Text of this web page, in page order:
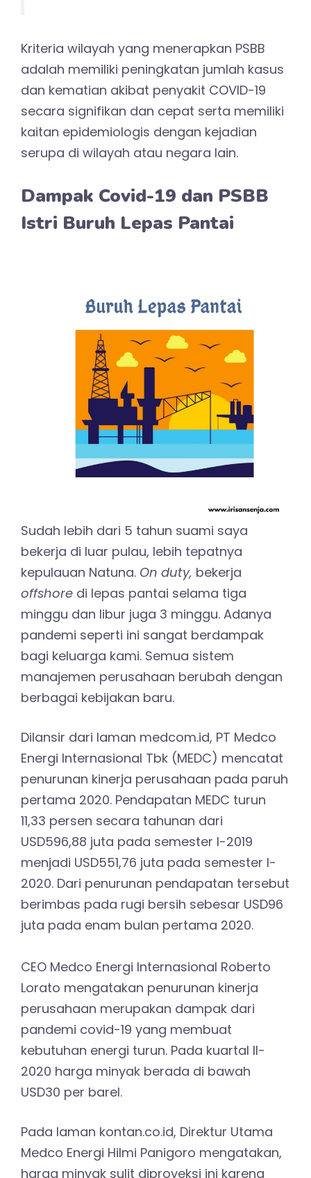
Kriteria wilayah yang menerapkan PSBB
adalah memiliki peningkatan jumlah kasus
dan kematian akibat penyakit COVID-19
secara signifikan dan cepat serta memiliki
kaitan epidemiologis dengan kejadian
serupa di wilayah atau negara lain.
Dampak Covid-19 dan PSBB
Istri Buruh Lepas Pantai
Sudah lebih dari 5 tahun suami saya
bekerja di luar pulau, lebih tepatnya
kepulauan Natuna. On duty, bekerja
offshore di lepas pantai selama tiga
minggu dan libur juga 3 minggu. Adanya
pandemi seperti ini sangat berdampak
bagi keluarga kami. Semua sistem
manajemen perusahaan berubah dengan
berbagai kebijakan baru.
Dilansir dari laman medcom.id, PT Medco
Energi Internasional Tbk (MEDC) mencatat
penurunan kinerja perusahaan pada paruh
pertama 2020. Pendapatan MEDC turun
11,33 persen secara tahunan dari
USD596,88 juta pada semester I-2019
menjadi USD551,76 juta pada semester I-
2020. Dari penurunan pendapatan tersebut
berimbas pada rugi bersih sebesar USD96
juta pada enam bulan pertama 2020.
CEO Medco Energi Internasional Roberto
Lorato mengatakan penurunan kinerja
perusahaan merupakan dampak dari
pandemi covid-19 yang membuat
kebutuhan energi turun. Pada kuartal II-
2020 harga minyak berada di bawah
USD30 per barel.
Pada laman kontan.co.id, Direktur Utama
Medco Energi Hilmi Panigoro mengatakan,
harga minyak sulit diproyeksi ini karena